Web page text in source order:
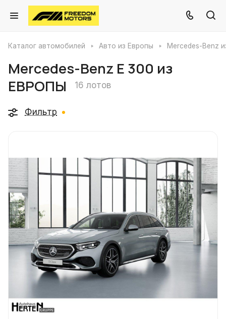
Каталог автомобилей Авто из Европы Mercedes-Benz
Mercedes-Benz E 300 из
ЕВРОПЫ
16 лотов
Фильтр